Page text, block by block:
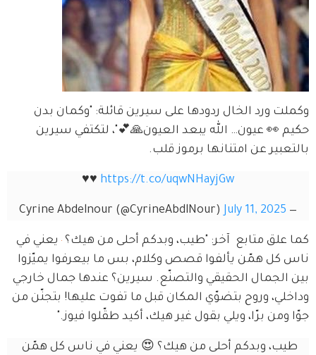
وكملت ورد الخال ردودها على سيرين قائلة: "وكمان بدن
حكيم 👀 عيون… الله يبعد العيون🙏💕"، لتكتفي سيرين
بالتعبير عن امتنانها برموز قلب.
♥️♥️ https://t.co/uqwNHayjGw
— Cyrine Abdelnour (@CyrineAbdlNour)
July 11, 2025
كما علق متابع  آخر: "طيب، وبدكم أحلى من هيك؟
يعني في
ناس كل همّن يألفوا قصص وكلام، بس ما بيعرفوا يميّزوا
بين الجمال الحقيقي والتصنّع. سيرين؟ عندها جمال خارجي
وداخلي، وروح بتضوّي المكان قبل ما تفوت عليها! بتجنّن من
جوّا ومن برّا، ويلي بقول غير هيك، أكيد طقّلوا فيوز."
طيب، وبدكم أحلى من هيك؟ 😍 يعني في ناس كل همّن